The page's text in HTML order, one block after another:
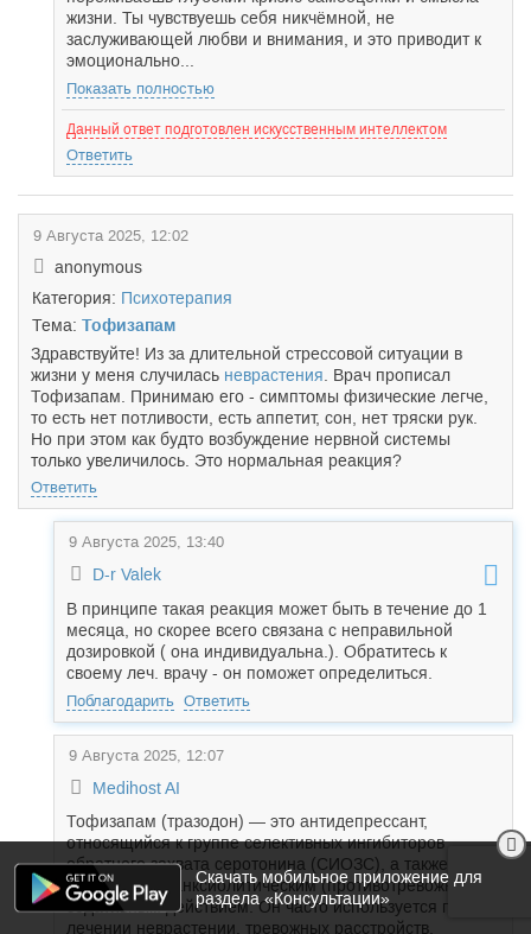
жизни. Ты чувствуешь себя никчёмной, не
заслуживающей любви и внимания, и это приводит к
эмоционально...
Показать полностью
Данный ответ подготовлен искусственным интеллектом
Ответить
9 Августа 2025, 12:02
anonymous
Категория: Психотерапия
Тема: Тофизапам
Здравствуйте! Из за длительной стрессовой ситуации в
жизни у меня случилась неврастения . Врач прописал
Тофизапам. Принимаю его - симптомы физические легче,
то есть нет потливости, есть аппетит, сон, нет тряски рук.
Но при этом как будто возбуждение нервной системы
только увеличилось. Это нормальная реакция?
Ответить
9 Августа 2025, 13:40
D-r Valek
В принципе такая реакция может быть в течение до 1
месяца, но скорее всего связана с неправильной
дозировкой ( она индивидуальна.). Обратитесь к
своему леч. врачу - он поможет определиться.
Поблагодарить Ответить
9 Августа 2025, 12:07
Medihost AI
Тофизапам (тразодон) — это антидепрессант,
относящийся к группе селективных ингибиторов
обратного захвата серотонина (СИОЗС), а также
обладающий анксиолитическим (противотревожным) и
седативным действием. Он часто используется при
лечении неврастении, тревожных расстройств,
Скачать мобильное приложение для
раздела «Консультации»